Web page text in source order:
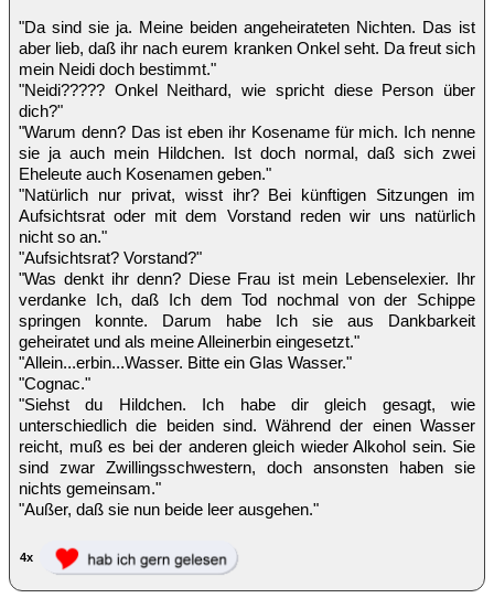
"Da sind sie ja. Meine beiden angeheirateten Nichten. Das ist
aber lieb, daß ihr nach eurem kranken Onkel seht. Da freut sich
mein Neidi doch bestimmt."
"Neidi????? Onkel Neithard, wie spricht diese Person über
dich?"
"Warum denn? Das ist eben ihr Kosename für mich. Ich nenne
sie ja auch mein Hildchen. Ist doch normal, daß sich zwei
Eheleute auch Kosenamen geben."
"Natürlich nur privat, wisst ihr? Bei künftigen Sitzungen im
Aufsichtsrat oder mit dem Vorstand reden wir uns natürlich
nicht so an."
"Aufsichtsrat? Vorstand?"
"Was denkt ihr denn? Diese Frau ist mein Lebenselexier. Ihr
verdanke Ich, daß Ich dem Tod nochmal von der Schippe
springen konnte. Darum habe Ich sie aus Dankbarkeit
geheiratet und als meine Alleinerbin eingesetzt."
"Allein...erbin...Wasser. Bitte ein Glas Wasser."
"Cognac."
"Siehst du Hildchen. Ich habe dir gleich gesagt, wie
unterschiedlich die beiden sind. Während der einen Wasser
reicht, muß es bei der anderen gleich wieder Alkohol sein. Sie
sind zwar Zwillingsschwestern, doch ansonsten haben sie
nichts gemeinsam."
"Außer, daß sie nun beide leer ausgehen."
4x